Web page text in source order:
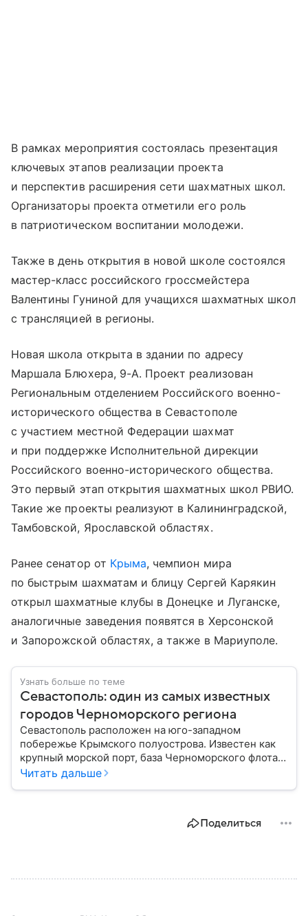
В рамках мероприятия состоялась презентация
ключевых этапов реализации проекта
и перспектив расширения сети шахматных школ.
Организаторы проекта отметили его роль
в патриотическом воспитании молодежи.
Также в день открытия в новой школе состоялся
мастер-класс российского гроссмейстера
Валентины Гуниной для учащихся шахматных школ
с трансляцией в регионы.
Новая школа открыта в здании по адресу
Маршала Блюхера, 9-А. Проект реализован
Региональным отделением Российского военно-
исторического общества в Севастополе
с участием местной Федерации шахмат
и при поддержке Исполнительной дирекции
Российского военно-исторического общества.
Это первый этап открытия шахматных школ РВИО.
Такие же проекты реализуют в Калининградской,
Тамбовской, Ярославской областях.
Ранее сенатор от Крыма, чемпион мира
по быстрым шахматам и блицу Сергей Карякин
открыл шахматные клубы в Донецке и Луганске,
аналогичные заведения появятся в Херсонской
и Запорожской областях, а также в Мариуполе.
Узнать больше по теме
Севастополь: один из самых известных
городов Черноморского региона
Севастополь расположен на юго-западном
побережье Крымского полуострова. Известен как
крупный морской порт, база Черноморского флота и
город с богатой военной историей, сыгравший
Читать дальше
Поделиться